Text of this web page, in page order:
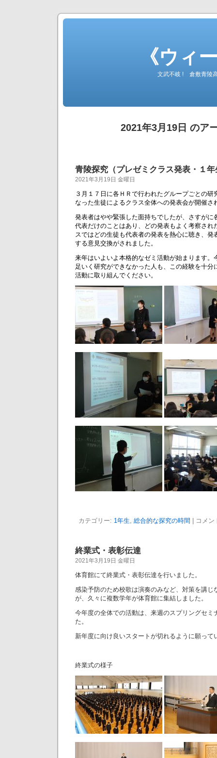
《ウィ
文武不岐 ! 倉敷青陵
2021年3月19日 のア
青陵探究（プレゼミクラス発表・１年
2021年3月19日 金曜日
３月１７日に各ＨＲで行われたグループごとの研
なった生徒によるクラス全体への発表会が開催さ
発表者はやや緊張した面持ちでしたが、さすがに
代表だけのことはあり、どの発表もよく考察され
スではどの生徒も代表者の発表を熱心に聴き、発
する意見交換がされました。
来年はいよいよ本格的なゼミ活動が始まります。
足いく研究ができなかった人も、この経験を十分
活動に取り組んでください。
カテゴリー: 1年生, 総合的な探究の時間 コメン
終業式・表彰伝達
2021年3月19日 金曜日
体育館にて終業式・表彰伝達を行いました。
感染予防のため校歌は演奏のみなど、対策を講じ
が、久々に複数学年が体育館に集結しました。
今年度の全体での活動は、来週のスプリングセミ
た。
新年度に向け良いスタートが切れるように願って
終業式の様子